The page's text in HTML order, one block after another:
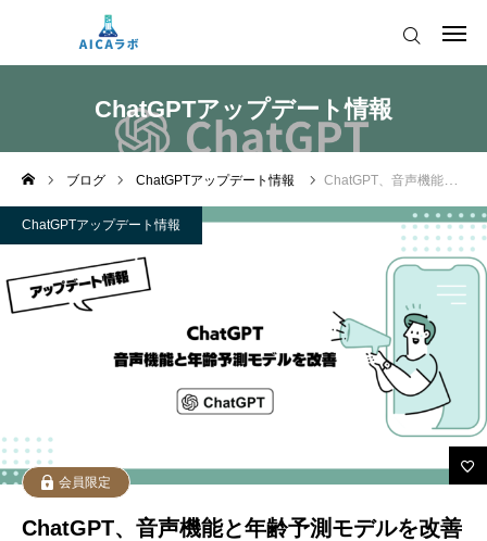
ChatGPTアップデート情報
ブログ ChatGPTアップデート情報 ChatGPT、音声機能と年齢予測モデルを改善
ChatGPTアップデート情報
会員限定
ChatGPT、音声機能と年齢予測モデルを改善
AIツールアップデート情報
AICAをご契約の皆様へ
AIツールアップデート情報
運営会社